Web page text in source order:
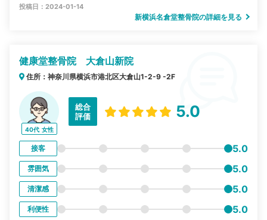
投稿日：2024-01-14
新横浜名倉堂整骨院の詳細を見る
健康堂整骨院 大倉山新院
住所：神奈川県横浜市港北区大倉山1-2-9 -2F
40代 女性
総合
評価
5.0
接客 5.0
雰囲気 5.0
清潔感 5.0
利便性 5.0